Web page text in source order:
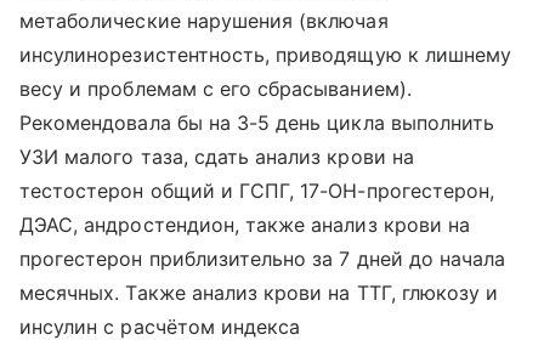
метаболические нарушения (включая
инсулинорезистентность, приводящую к лишнему
весу и проблемам с его сбрасыванием).
Рекомендовала бы на 3-5 день цикла выполнить
УЗИ малого таза, сдать анализ крови на
тестостерон общий и ГСПГ, 17-ОН-прогестерон,
ДЭАС, андростендион, также анализ крови на
прогестерон приблизительно за 7 дней до начала
месячных. Также анализ крови на ТТГ, глюкозу и
инсулин с расчётом индекса